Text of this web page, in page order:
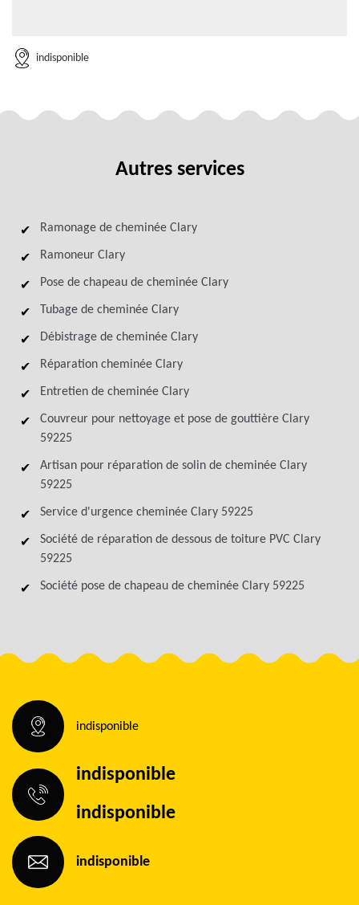
indisponible
Autres services
Ramonage de cheminée Clary
Ramoneur Clary
Pose de chapeau de cheminée Clary
Tubage de cheminée Clary
Débistrage de cheminée Clary
Réparation cheminée Clary
Entretien de cheminée Clary
Couvreur pour nettoyage et pose de gouttière Clary
59225
Artisan pour réparation de solin de cheminée Clary
59225
Service d'urgence cheminée Clary 59225
Société de réparation de dessous de toiture PVC Clary
59225
Société pose de chapeau de cheminée Clary 59225
indisponible
indisponible
indisponible
indisponible